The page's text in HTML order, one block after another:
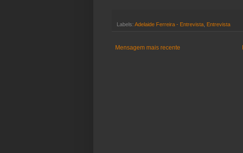
Labels: Adelaide Ferreira - Entrevista Entrevista
Mensagem mais recente